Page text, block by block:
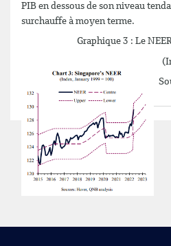
PIB en dessous de son niveau
surchauffe à moyen terme.
Graphique 3 : Le